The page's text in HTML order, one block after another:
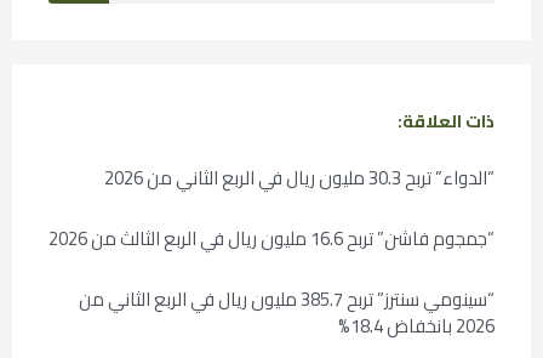
ذات العلاقة:
“الدواء” تربح 30.3 مليون ريال في الربع الثاني من 2026
“جمجوم فاشن” تربح 16.6 مليون ريال في الربع الثالث من 2026
“سينومي سنترز” تربح 385.7 مليون ريال في الربع الثاني من
2026 بانخفاض 18.4%